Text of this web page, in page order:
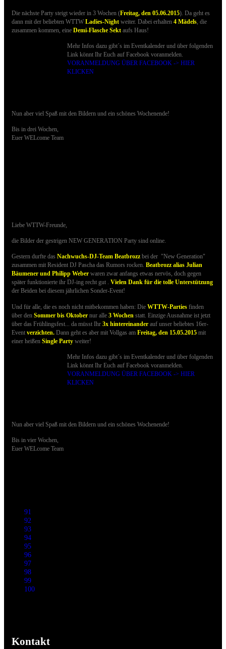
Die nächste Party steigt wieder in 3 Wochen (Freitag, den 05.06.2015). Da geht es
dann mit der beliebten WTTW Ladies-Night weiter. Dabei erhalten 4 Mädels, die
zusammen kommen, eine Demi-Flasche Sekt aufs Haus!
Mehr Infos dazu gibt´s im Eventkalender und über folgenden
Link könnt Ihr Euch auf Facebook voranmelden.
VORANMELDUNG ÜBER FACEBOOK -> HIER
KLICKEN
Nun aber viel Spaß mit den Bildern und ein schönes Wochenende!
Bis in drei Wochen,
Euer WELcome Team
Liebe WTTW-Freunde,
die Bilder der gestrigen NEW GENERATION Party sind online.
Gestern durfte das Nachwuchs-DJ-Team Beatbrozz bei der "New Generation"
zusammen mit Resident DJ Pascha das Rumors rocken. Beatbrozz alias Julian
Bäumener und Philipp Weber waren zwar anfangs etwas nervös, doch gegen
später funktionierte ihr DJ-ing recht gut . Vielen Dank für die tolle Unterstützung
der Beiden bei diesem jährlichen Sonder-Event!
Und für alle, die es noch nicht mitbekommen haben: Die WTTW-Parties finden
über den Sommer bis Oktober nur alle 3 Wochen statt. Einzige Ausnahme ist jetzt
über das Frühlingsfest... da müsst Ihr 3x hintereinander auf unser beliebtes 16er-
Event verzichten. Dann geht es aber mit Vollgas am Freitag, den 15.05.2015 mit
einer heißen Single Party weiter!
Mehr Infos dazu gibt´s im Eventkalender und über folgenden
Link könnt Ihr Euch auf Facebook voranmelden.
VORANMELDUNG ÜBER FACEBOOK -> HIER
KLICKEN
Nun aber viel Spaß mit den Bildern und ein schönes Wochenende!
Bis in vier Wochen,
Euer WELcome Team
91
92
93
94
95
96
97
98
99
100
Kontakt